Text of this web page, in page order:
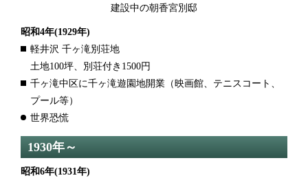
建設中の朝香宮別邸
昭和4年(1929年)
軽井沢 千ヶ滝別荘地
土地100坪、別荘付き1500円
千ヶ滝中区に千ヶ滝遊園地開業（映画館、テニスコート、
プール等）
世界恐慌
1930年～
昭和6年(1931年)